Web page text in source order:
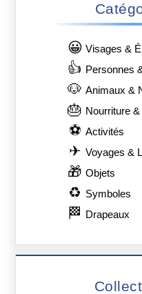
😀 Visages &
👍 Personnes
🐶 Animaux &
🎂 Nourriture
⚽ Activités
✈ Voyages &
🎁 Objets
♻ Symboles
🏁 Drapeaux